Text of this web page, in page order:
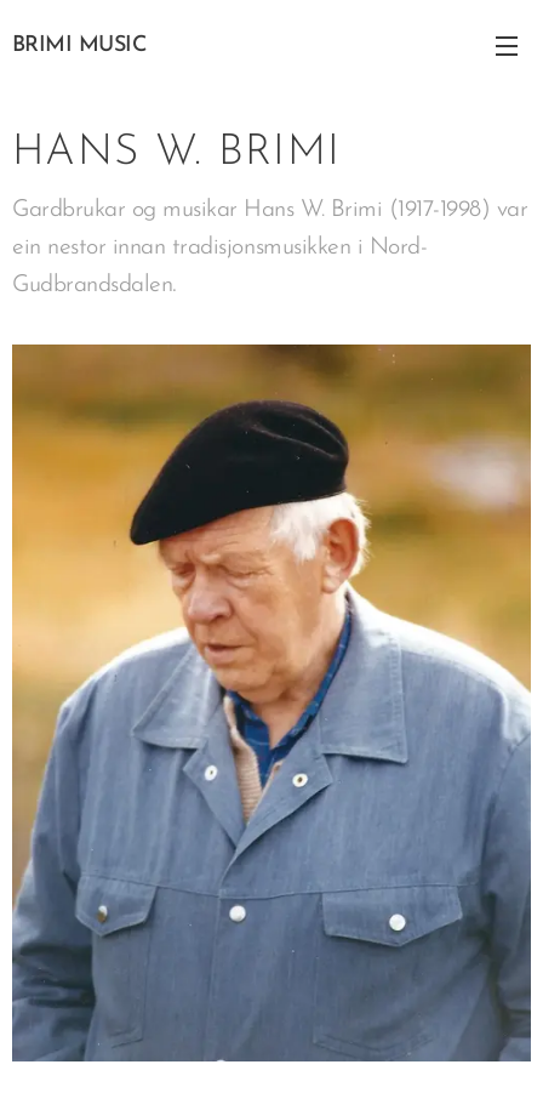
BRIMI MUSIC
HANS W. BRIMI
Gardbrukar og musikar Hans W. Brimi (1917-1998) var
ein nestor innan tradisjonsmusikken i Nord-
Gudbrandsdalen.